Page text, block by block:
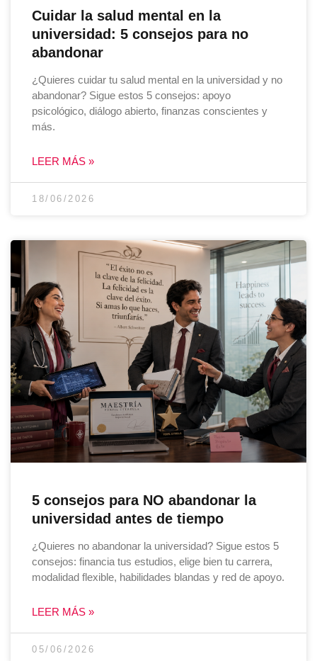
Cuidar la salud mental en la
universidad: 5 consejos para no
abandonar
¿Quieres cuidar tu salud mental en la universidad y no
abandonar? Sigue estos 5 consejos: apoyo
psicológico, diálogo abierto, finanzas conscientes y
más.
LEER MÁS »
18/06/2026
5 consejos para NO abandonar la
universidad antes de tiempo
¿Quieres no abandonar la universidad? Sigue estos 5
consejos: financia tus estudios, elige bien tu carrera,
modalidad flexible, habilidades blandas y red de apoyo.
LEER MÁS »
05/06/2026